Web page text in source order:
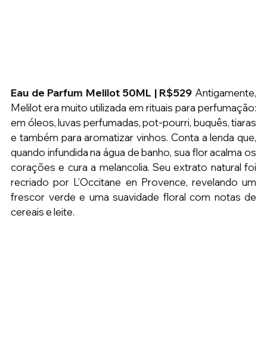
Eau de Parfum Melilot 50ML | R$529 Antigamente,
Melilot era muito utilizada em rituais para perfumação:
em óleos, luvas perfumadas, pot-pourri, buquês, tiaras
e também para aromatizar vinhos. Conta a lenda que,
quando infundida na água de banho, sua flor acalma os
corações e cura a melancolia. Seu extrato natural foi
recriado por L’Occitane en Provence, revelando um
frescor verde e uma suavidade floral com notas de
cereais e leite.